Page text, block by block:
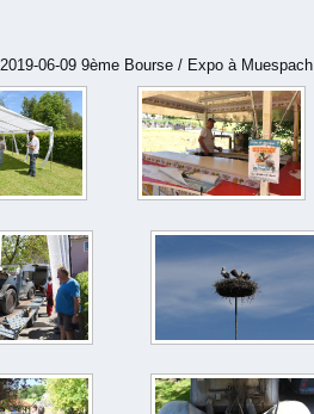
2019-06-09 9ème Bourse / Expo à Muespach